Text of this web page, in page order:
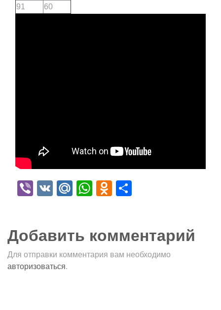
91
60
Viber
VK Mail.Ru
WhatsApp
Odnoklassniki
Добавить комментарий
Для отправки комментария вам необходимо
авторизоваться.